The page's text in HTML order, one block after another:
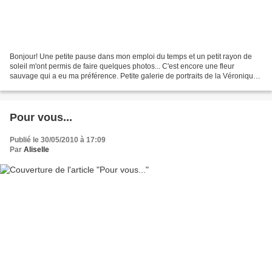
Bonjour! Une petite pause dans mon emploi du temps et un petit rayon de
soleil m'ont permis de faire quelques photos... C'est encore une fleur
sauvage qui a eu ma préférence. Petite galerie de portraits de la Véronique
Pour vous...
Publié le 30/05/2010 à 17:09
Par Aliselle